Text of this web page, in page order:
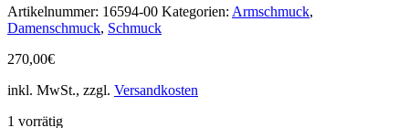
Artikelnummer: 16594-00 Kategorien: Armschmuck,
Damenschmuck, Schmuck
270,00€
inkl. MwSt., zzgl. Versandkosten
1 vorrätig